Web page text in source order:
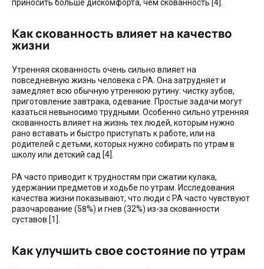
приносить больше дискомфорта, чем скованность [4].
Как скованность влияет на качество
жизни
Утренняя скованность очень сильно влияет на
повседневную жизнь человека с РА. Она затрудняет и
замедляет всю обычную утреннюю рутину: чистку зубов,
приготовление завтрака, одевание. Простые задачи могут
казаться невыносимо трудными. Особенно сильно утренняя
скованность влияет на жизнь тех людей, которым нужно
рано вставать и быстро приступать к работе, или на
родителей с детьми, которых нужно собирать по утрам в
школу или детский сад [4].
РА часто приводит к трудностям при сжатии кулака,
удержании предметов и ходьбе по утрам. Исследования
качества жизни показывают, что люди с РА часто чувствуют
разочарование (58%) и гнев (32%) из-за скованности
суставов [1].
Как улучшить свое состояние по утрам